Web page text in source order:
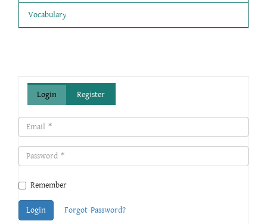
Vocabulary
Login Register
Remember
Login Forgot Password?